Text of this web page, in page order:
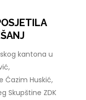
kantona u
Ćazim Huskić,
Skupštine ZDK